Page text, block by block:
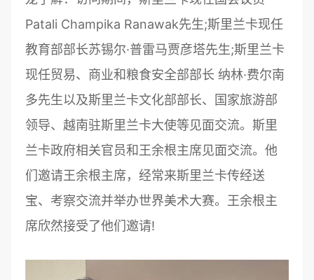
Patali Champika Ranawak先生;斯里兰卡现任
教育部部长苏锡尔·普雷马贾彦塔先生;斯里兰卡
现任贸易、商业和粮食安全部部长 纳林·费尔南
多先生以及斯里兰卡文化部部长、国家旅游部
领导、越南驻斯里兰卡大使等见面交流。斯里
兰卡政府相关官员和王余根主席见面交流。他
们邀请王余根主席，经常来斯里兰卡传经送
宝、考察交流并举办世界美术大赛。王余根主
席欣然接受了他们邀请!